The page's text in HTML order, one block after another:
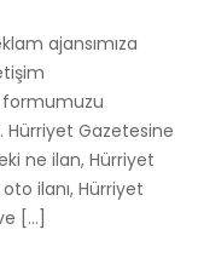
ajansımıza
formumuzu
Hürriyet Gazetesine
ne ilan, Hürriyet
ilanı, Hürriyet
[…]